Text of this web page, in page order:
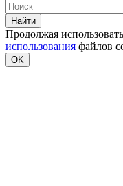
Найти
Продолжая
использования файлов
OK